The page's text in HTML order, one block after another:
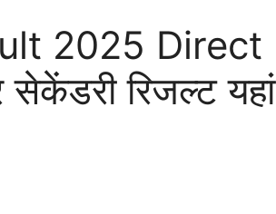
2025 Direct
सेकेंडरी रिजल्ट यहां